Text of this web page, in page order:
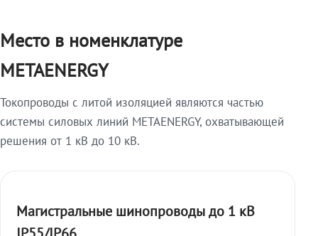
Место в номенклатуре
METAENERGY
Токопроводы с литой изоляцией являются частью
системы силовых линий METAENERGY, охватывающей
решения от 1 кВ до 10 кВ.
Магистральные шинопроводы до 1 кВ